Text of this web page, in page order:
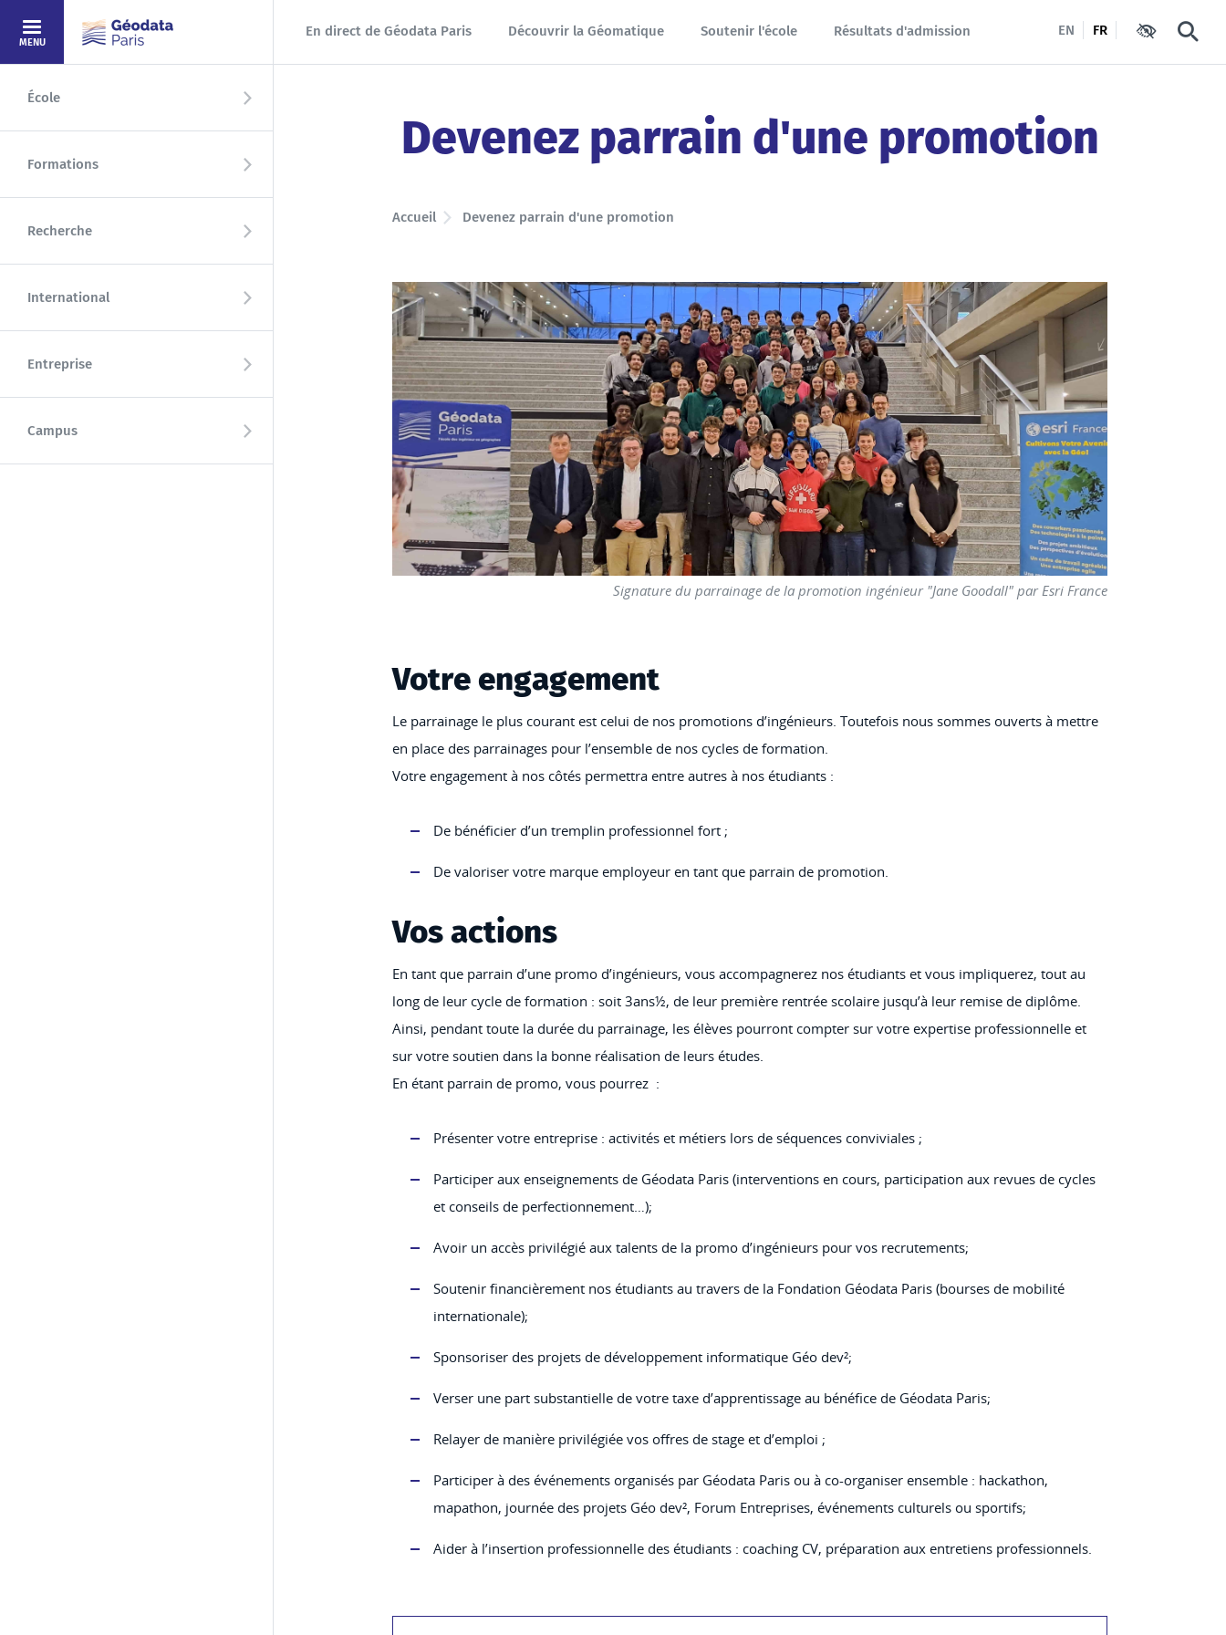
Aller au contenu principal
MENU
École
Formations
Recherche
International
Entreprise
Campus
En direct de Géodata Paris Découvrir la Géomatique Soutenir l'école Résultats d'admission EN FR
Paramètres
Devenez parrain d'une promotion
Accueil Devenez parrain d'une promotion
Signature du parrainage de la promotion ingénieur "Jane Goodall" par Esri France
Votre engagement
Le parrainage le plus courant est celui de nos promotions d’ingénieurs. Toutefois nous sommes ouverts à mettre
en place des parrainages pour l’ensemble de nos cycles de formation.
Votre engagement à nos côtés permettra entre autres à nos étudiants :
De bénéficier d’un tremplin professionnel fort ;
De valoriser votre marque employeur en tant que parrain de promotion.
Vos actions
En tant que parrain d’une promo d’ingénieurs, vous accompagnerez nos étudiants et vous impliquerez, tout au
long de leur cycle de formation : soit 3ans½, de leur première rentrée scolaire jusqu’à leur remise de diplôme.
Ainsi, pendant toute la durée du parrainage, les élèves pourront compter sur votre expertise professionnelle et
sur votre soutien dans la bonne réalisation de leurs études.
En étant parrain de promo, vous pourrez :
Présenter votre entreprise : activités et métiers lors de séquences conviviales ;
Participer aux enseignements de Géodata Paris (interventions en cours, participation aux revues de cycles
et conseils de perfectionnement…);
Avoir un accès privilégié aux talents de la promo d’ingénieurs pour vos recrutements;
Soutenir financièrement nos étudiants au travers de la Fondation Géodata Paris (bourses de mobilité
internationale);
Sponsoriser des projets de développement informatique Géo dev²;
Verser une part substantielle de votre taxe d’apprentissage au bénéfice de Géodata Paris;
Relayer de manière privilégiée vos offres de stage et d’emploi ;
Participer à des événements organisés par Géodata Paris ou à co-organiser ensemble : hackathon,
mapathon, journée des projets Géo dev², Forum Entreprises, événements culturels ou sportifs;
Aider à l’insertion professionnelle des étudiants : coaching CV, préparation aux entretiens professionnels.